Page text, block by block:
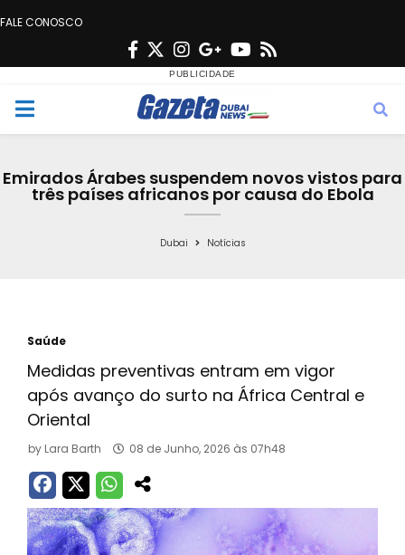
FALE CONOSCO
F
c
e
o
T
w
i
t
e
n
s
t
g
r
a
G
o
o
g
e
Y
t
b
M
Emirados Árabes suspendem novos vistos para
três países africanos por causa do Ebola
Dubai Notícias
Saúde
Medidas preventivas entram em vigor
após avanço do surto na África Central e
Oriental
by Lara Barth 08 de Junho, 2026 às 07h48